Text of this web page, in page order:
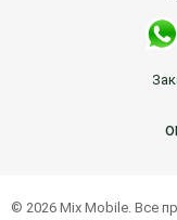
© 2026 Mix Mobile. Все